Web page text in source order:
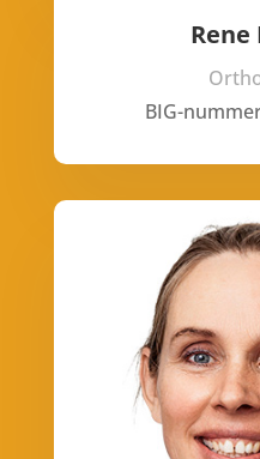
BIG-